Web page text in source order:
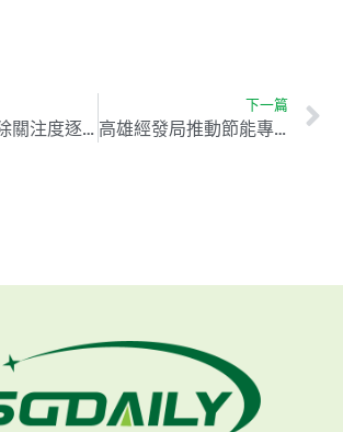
公眾對碳移除關注度逐年攀升 傳統方式仍占主流
下一篇
高雄經發局推動節能專案 每年減碳超過2600公噸